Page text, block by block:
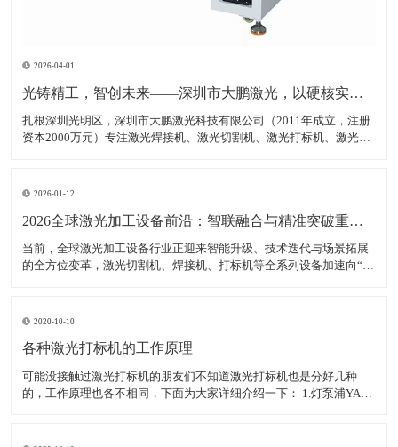
2026-04-01
光铸精工，智创未来——深圳市大鹏激光，以硬核实力领跑激光装备赛道
扎根深圳光明区，深圳市大鹏激光科技有限公司（2011年成立，注册
资本2000万元）专注激光焊接机、激光切割机、激光打标机、激光雕
钣金加工等多领域，精准服务各类制造企业、跨境卖家
2026-01-12
2026全球激光加工设备前沿：智联融合与精准突破重塑智造生态
当前，全球激光加工设备行业正迎来智能升级、技术迭代与场景拓展
的全方位变革，激光切割机、焊接机、打标机等全系列设备加速向“高
达380亿美元，年均增长率稳定在7.5%以上，中
2020-10-10
各种激光打标机的工作原理
可能没接触过激光打标机的朋友们不知道激光打标机也是分好几种
的，工作原理也各不相同，下面为大家详细介绍一下： 1.灯泵浦YAG
光，将激光能量放大后就形成对材料加工的激光束。 2.